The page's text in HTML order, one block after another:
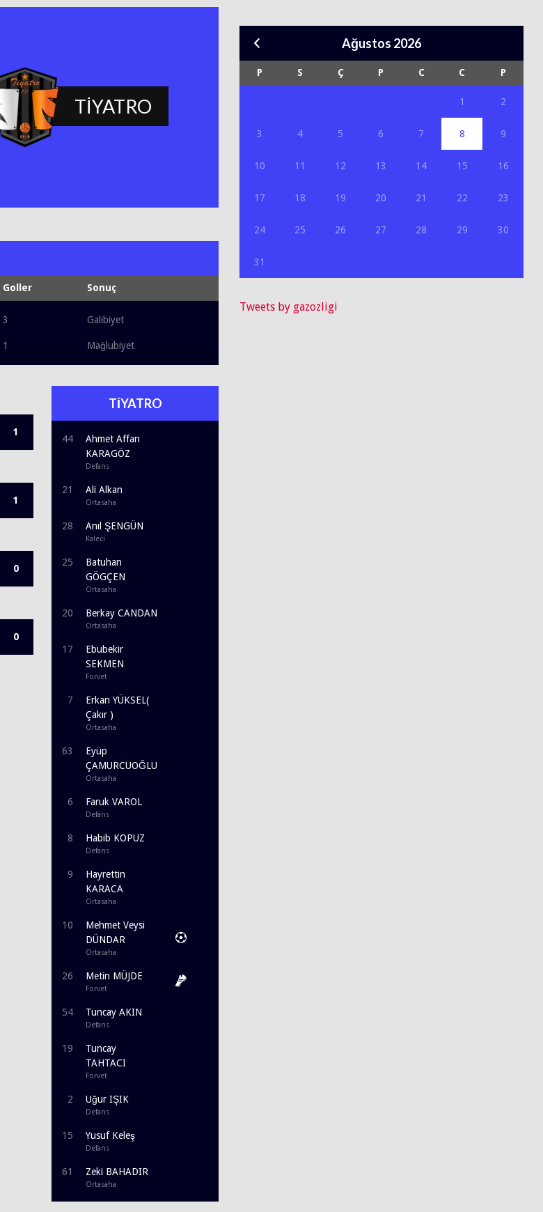
TİYATRO
Goller Sonuç
3 Galibiyet
1 Mağlubiyet
TİYATRO
44
Ahmet Affan
KARAGÖZ
Defans
21 Ali Alkan
Ortasaha
28 Anıl ŞENGÜN
Kaleci
25
Batuhan
GÖGÇEN
Ortasaha
20 Berkay CANDAN
Ortasaha
17
Ebubekir
SEKMEN
Forvet
7
Erkan YÜKSEL(
Çakır )
Ortasaha
63
Eyüp
ÇAMURCUOĞLU
Ortasaha
6 Faruk VAROL
Defans
8 Habib KOPUZ
Defans
9
Hayrettin
KARACA
Ortasaha
10
Mehmet Veysi
DÜNDAR
Ortasaha
26 Metin MÜJDE
Forvet
54 Tuncay AKIN
Defans
19
Tuncay
TAHTACI
Forvet
2 Uğur IŞIK
Defans
15 Yusuf Keleş
Defans
61 Zeki BAHADIR
Ortasaha
1
1
0
0
Ağustos 2026
P S Ç P C C P
1 2
3 4 5 6 7 8 9
10 11 12 13 14 15 16
17 18 19 20 21 22 23
24 25 26 27 28 29 30
31
Tweets by gazozligi